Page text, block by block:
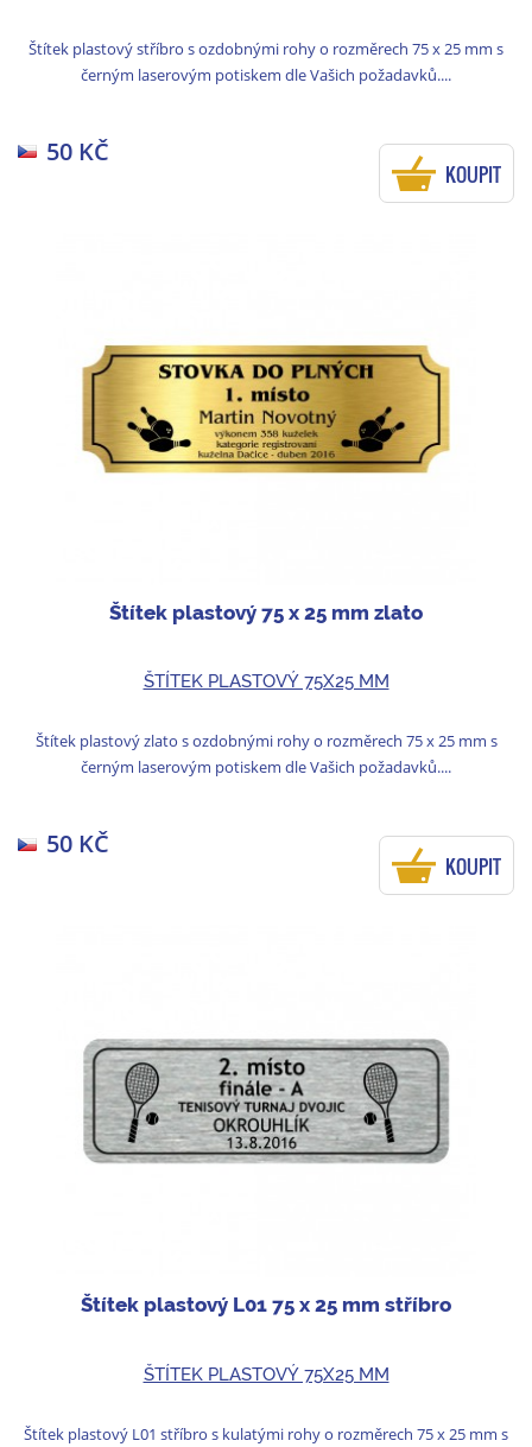
Štítek plastový stříbro s ozdobnými rohy o rozměrech 75 x 25 mm s
černým laserovým potiskem dle Vašich požadavků....
50 KČ
KOUPIT
Štítek plastový 75 x 25 mm zlato
ŠTÍTEK PLASTOVÝ 75X25 MM
Štítek plastový zlato s ozdobnými rohy o rozměrech 75 x 25 mm s
černým laserovým potiskem dle Vašich požadavků....
50 KČ
KOUPIT
Štítek plastový L01 75 x 25 mm stříbro
ŠTÍTEK PLASTOVÝ 75X25 MM
Štítek plastový L01 stříbro s kulatými rohy o rozměrech 75 x 25 mm s